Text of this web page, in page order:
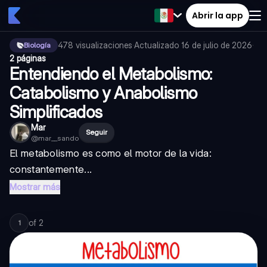
Abrir la app
Biología 478 visualizaciones·Actualizado 16 de julio de 2026·
2 páginas
Entendiendo el Metabolismo:
Catabolismo y Anabolismo
Simplificados
Mar
@mar__sando
Seguir
El metabolismo es como el motor de la vida:
constantemente...
Mostrar más
1 of 2